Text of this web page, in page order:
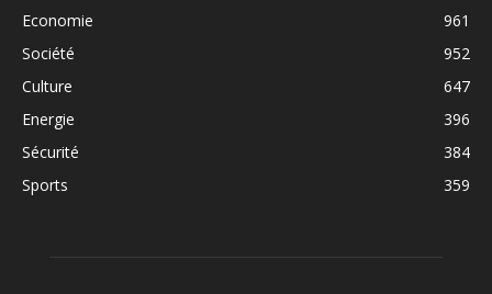
Economie
961
Société
952
Culture
647
Energie
396
Sécurité
384
Sports
359